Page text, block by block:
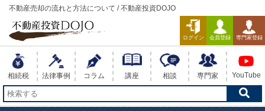
不動産売却の流れと方法について / 不動産投資DOJO
ログイン 会員登録 専門家登録
相続税 法律事例 コラム 講座 相談 専門家 YouTube